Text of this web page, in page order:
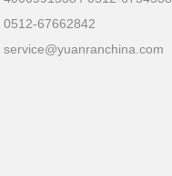
0512-67662842
service@yuanranchina.com